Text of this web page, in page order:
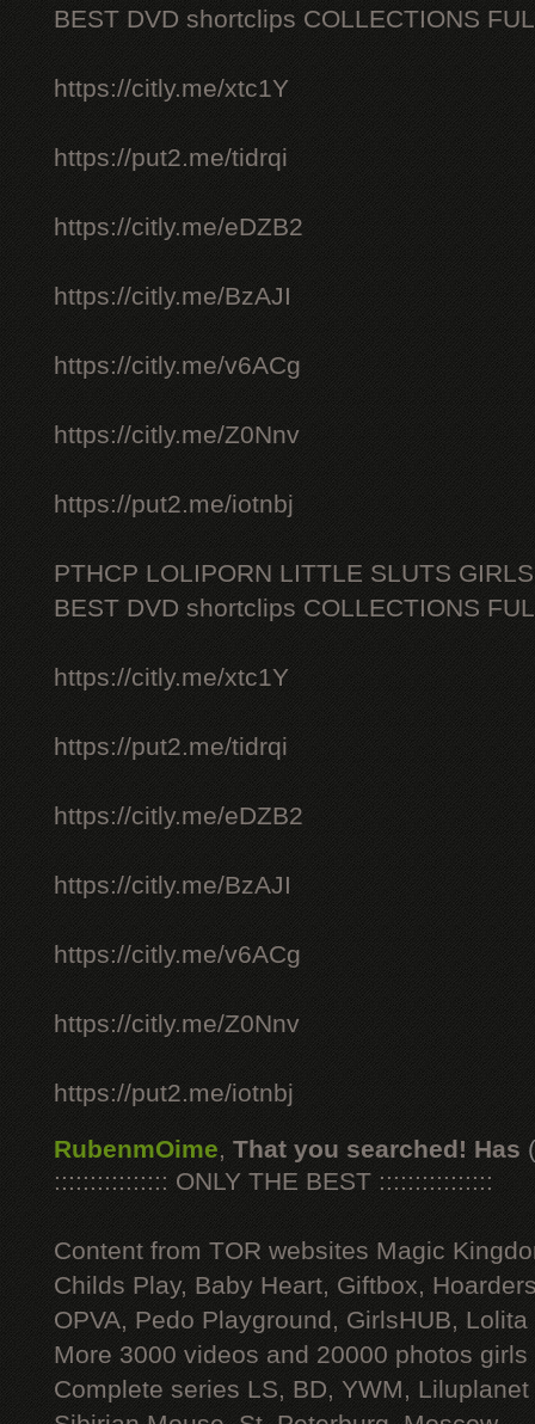
BEST DVD shortclips COLLECTIONS
https://citly.me/xtc1Y
https://put2.me/tidrqi
https://citly.me/eDZB2
https://citly.me/BzAJI
https://citly.me/v6ACg
https://citly.me/Z0Nnv
https://put2.me/iotnbj
PTHCP LOLIPORN LITTLE SLUTS
BEST DVD shortclips COLLECTIONS
https://citly.me/xtc1Y
https://put2.me/tidrqi
https://citly.me/eDZB2
https://citly.me/BzAJI
https://citly.me/v6ACg
https://citly.me/Z0Nnv
https://put2.me/iotnbj
RubenmOime, That you searched! Has
:::::::::::::::: ONLY THE BEST ::::::::::::::::
Content from TOR websites Magic
Childs Play, Baby Heart, Giftbox,
OPVA, Pedo Playground, GirlsHUB, Lolita
More 3000 videos and 20000 photos
Complete series LS, BD, YWM, Liluplanet